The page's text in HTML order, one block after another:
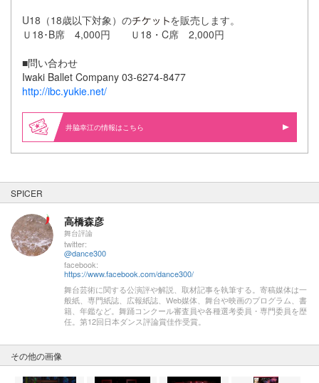
U18（18歳以下対象）の
を販売します。
Ｕ18･B席 4,000円 Ｕ18・C席 2,000円
■問い合わせ
Iwaki Ballet Company 03‐6274‐8477
http://ibc.yukie.net/
井脇幸江の情報はこちら
SPICER
高橋森彦
舞台評論
twitter:
@dance300
facebook:
https://www.facebook.com/dance300/
舞台芸術に関する公演評や解説、取材記事を執筆する。寄稿媒体は一
般紙、専門紙誌、広報紙誌、Web媒体、舞台や映画のプログラム、書
籍、年鑑など。舞踊コンクール審査員や各種選考委員・専門委員を歴
任。第12回日本ダンス評論賞佳作受賞。
その他の画像